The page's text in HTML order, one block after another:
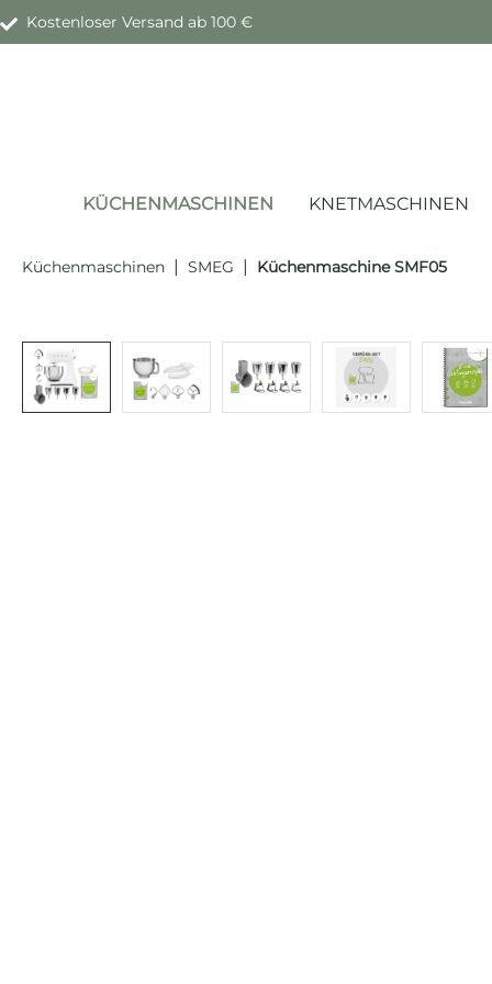
Zur Hauptnavigation springen
Kostenloser Versand ab 100 €
KÜCHENMASCHINEN KNETMASCHINEN
Küchenmaschinen | SMEG | Küchenmaschine SMF05
Bildergalerie überspringen